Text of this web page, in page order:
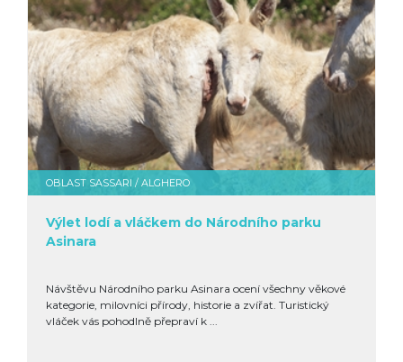
OBLAST SASSARI / ALGHERO
Výlet lodí a vláčkem do Národního parku
Asinara
Návštěvu Národního parku Asinara ocení všechny věkové
kategorie, milovníci přírody, historie a zvířat. Turistický
vláček vás pohodlně přepraví k ...